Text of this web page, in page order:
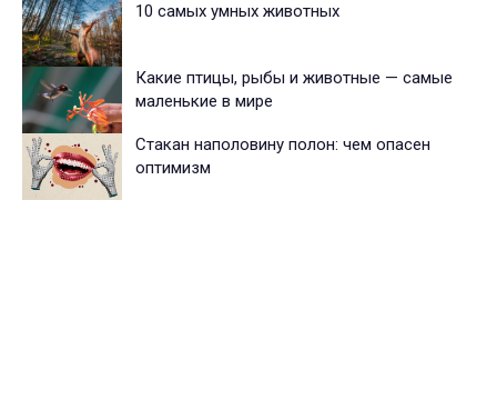
10 самых умных животных
Какие птицы, рыбы и животные — самые
маленькие в мире
Стакан наполовину полон: чем опасен
оптимизм